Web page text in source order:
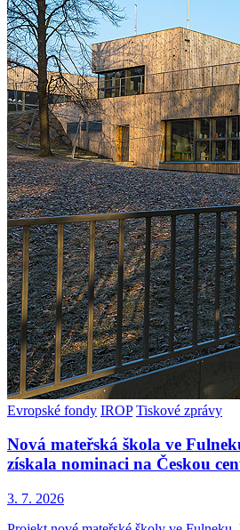
Evropské fondy IROP Tiskové zprávy
Nová mateřská škola ve
získala nominaci na Českou
3. 7. 2026